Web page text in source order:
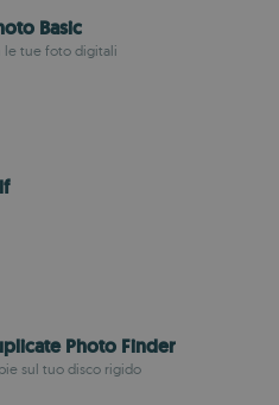
Basic
le tue foto digitali
Photo Finder
sul tuo disco rigido